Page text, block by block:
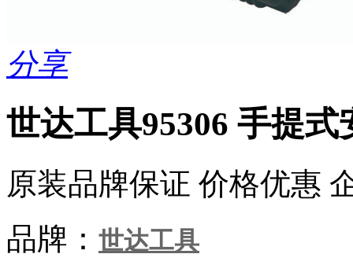
分享
世达工具95306 手提
原装品牌保证 价格优惠
品牌： 世达工具